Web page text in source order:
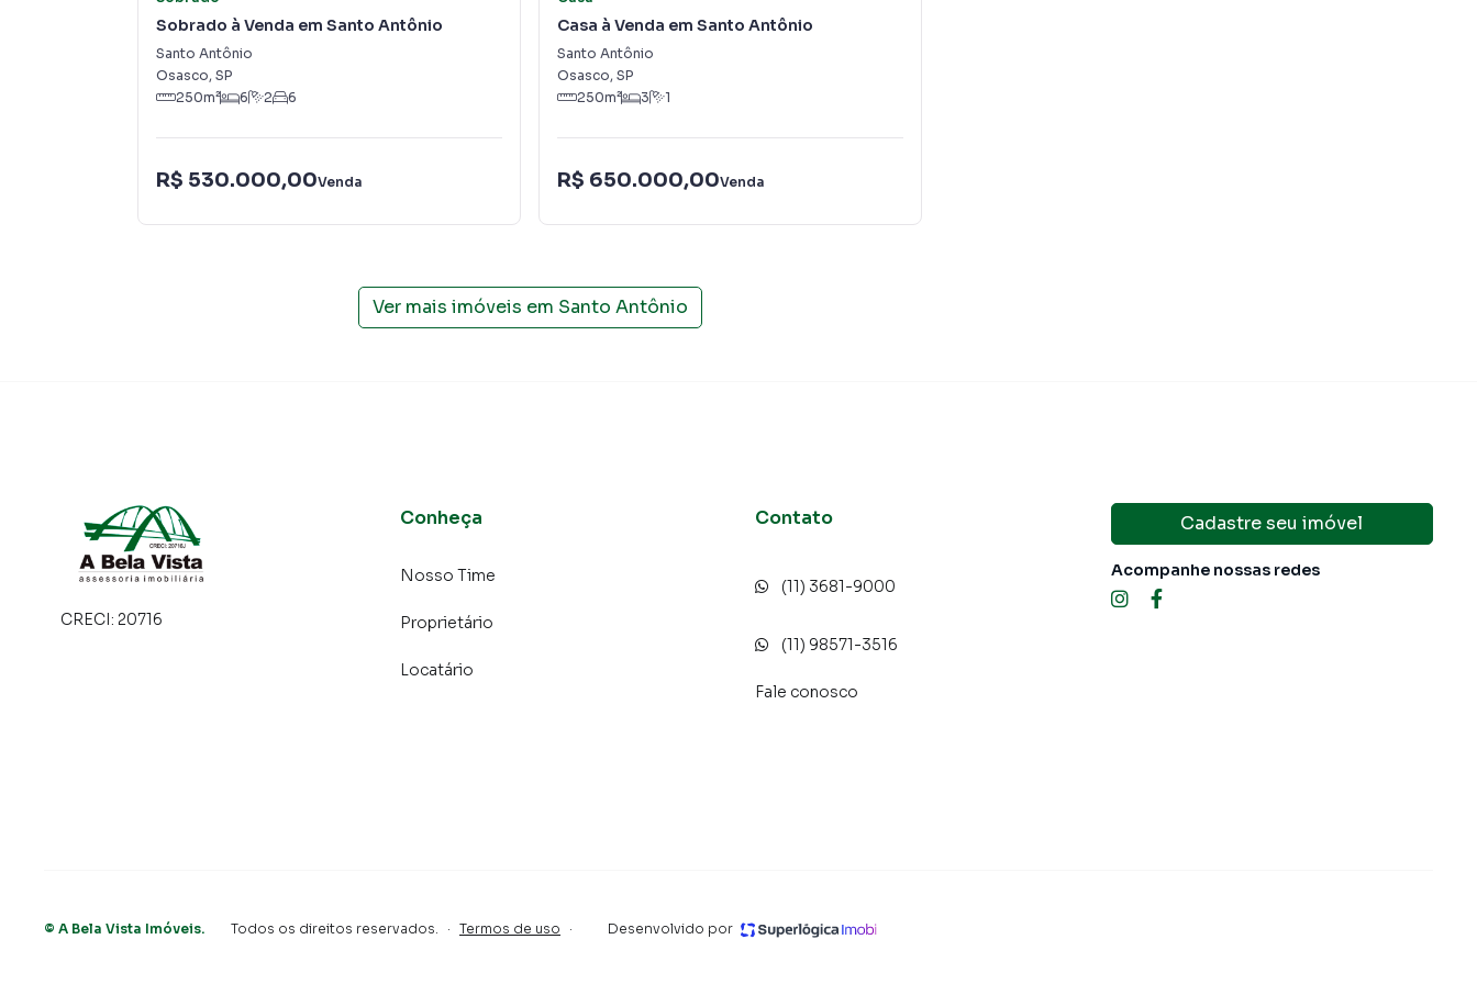
Santo Antônio. Isso porque temos uma equipe de marketing digital focada em produzir campanhas
específicas para Osasco, o que aumenta muito o número de contatos interessados e tendo como
consequência uma maior chance de vender ou alugar seu imóvel mais rápido. Contamos também com
atender proprietários e inquilinos.
Sobrado à Venda em Santo Antônio
Santo Antônio
Osasco, SP
250m² 6 2 6
R$ 530.000,00Venda
Casa à Venda em Santo Antônio
Santo Antônio
Osasco, SP
250m² 3 1
R$ 650.000,00Venda
Ver mais imóveis em Santo Antônio
CRECI: 20716
Conheça
Nosso Time
Proprietário
Locatário
Contato
(11) 3681-9000
(11) 98571-3516
Fale conosco
Cadastre seu imóvel
Acompanhe nossas redes
© A Bela Vista Imóveis. Todos os direitos reservados. · Termos de uso · Desenvolvido por